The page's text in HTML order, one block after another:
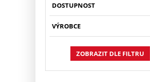
DOSTUPNOST
VÝROBCE
ZOBRAZIT DLE FILTRU